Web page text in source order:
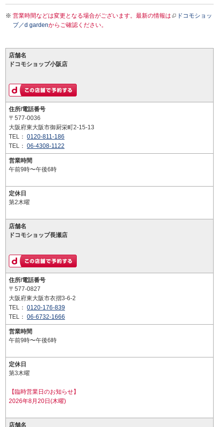
営業時間などは変更となる場合がございます。最新の情報は
ドコモショッ
プ／d gardenからご確認ください。
店舗名
ドコモショップ小阪店
住所/電話番号
〒577-0036
大阪府東大阪市御厨栄町2-15-13
TEL： 0120-811-186
TEL： 06-4308-1122
営業時間
午前9時〜午後6時
定休日
第2木曜
店舗名
ドコモショップ長瀬店
住所/電話番号
〒577-0827
大阪府東大阪市衣摺3-6-2
TEL： 0120-176-839
TEL： 06-6732-1666
営業時間
午前9時〜午後6時
定休日
第3木曜
【臨時営業日のお知らせ】
2026年8月20日(木曜)
店舗名